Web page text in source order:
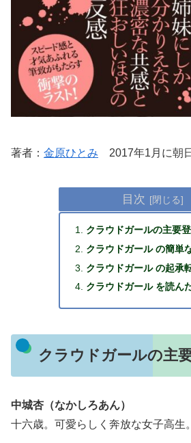
著者： 金原ひとみ 2017年1月に朝
目次
クラウドガールの主要
クラウドガール の簡単
クラウドガール の起承
クラウドガール を読ん
クラウドガールの主
中城杏（なかしろあん）
十六歳。可愛らしく奔放な女子高生。